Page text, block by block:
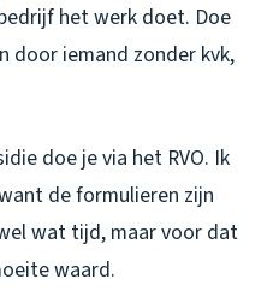
het werk doet. Doe
door iemand zonder kvk,
doe je via het RVO. Ik
de formulieren zijn
wat tijd, maar voor dat
waard.